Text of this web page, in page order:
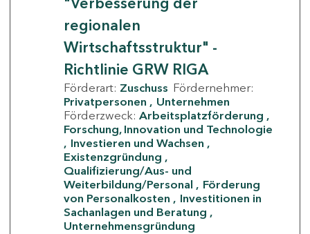
regionalen
Wirtschaftsstruktur" -
Richtlinie GRW RIGA
Förderart: Zuschuss Fördernehmer:
Privatpersonen
Unternehmen
Förderzweck: Arbeitsplatzförderung
Forschung, Innovation und Technologie
Investieren und Wachsen
Existenzgründung
Qualifizierung/Aus- und
Weiterbildung/Personal
Förderung
von Personalkosten
Investitionen in
Sachanlagen und Beratung
Unternehmensgründung